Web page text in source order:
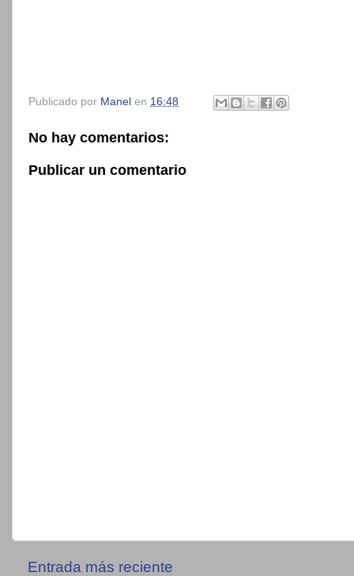
Publicado por Manel en 16:48
No hay comentarios:
Publicar un comentario
Entrada más reciente